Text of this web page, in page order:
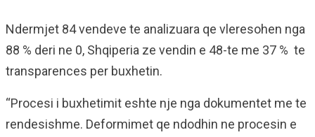
Ndermjet 84 vendeve te analizuara qe vleresohen nga
88 % deri ne 0, Shqiperia ze vendin e 48-te me 37 % te
transparences per buxhetin.
“Procesi i buxhetimit eshte nje nga dokumentet me te
rendesishme. Deformimet qe ndodhin ne procesin e